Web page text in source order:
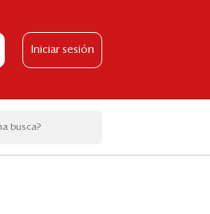
Iniciar sesión